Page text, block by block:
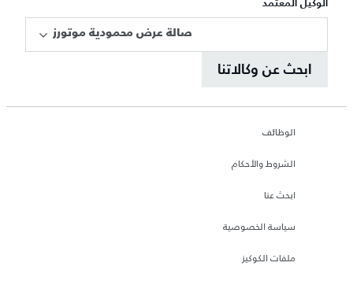
الوكيل المعتمد
صالة عرض محمودية موتورز
ابحث عن وكالاتنا
الوظائف
الشروط والأحكام
ابحث عنا
سياسة الخصوصية
ملفات الكوكيز